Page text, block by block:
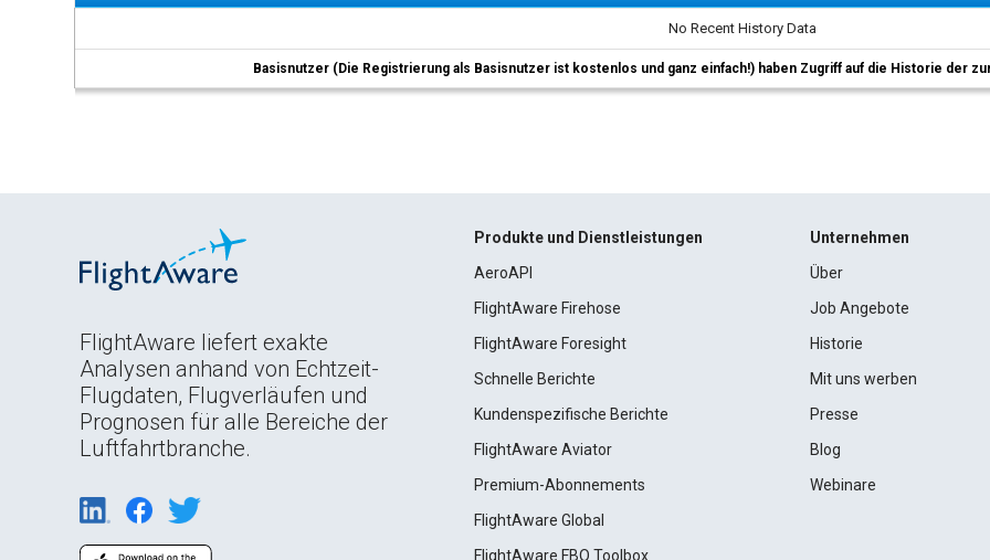
No Recent History Data
Basisnutzer (Die Registrierung als Basisnutzer ist kostenlos und ganz einfach!) haben Zugriff auf die Historie der
FlightAware liefert exakte
Analysen anhand von Echtzeit-
Flugdaten, Flugverläufen und
Prognosen für alle Bereiche der
Luftfahrtbranche.
Produkte und Dienstleistungen
AeroAPI
FlightAware Firehose
FlightAware Foresight
Schnelle Berichte
Kundenspezifische Berichte
FlightAware Aviator
Premium-Abonnements
FlightAware Global
FlightAware FBO Toolbox
Unternehmen
Über
Job Angebote
Historie
Mit uns werben
Presse
Blog
Webinare